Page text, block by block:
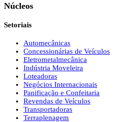
Núcleos
Setoriais
Automecânicas
Concessionárias de Veículos
Eletrometalmecânica
Indústria Moveleira
Loteadoras
Negócios Internacionais
Panificação e Confeitaria
Revendas de Veículos
Transportadoras
Terraplenagem